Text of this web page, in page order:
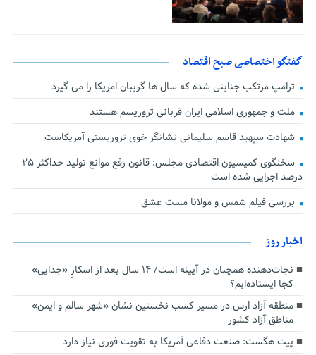
گفتگو اختصاصی صبح اقتصاد
ترامپ مرتکب جنایتی شده که سال ها گریبان امریکا را می گیرد
ملت و جمهوری اسلامی ایران قربانی تروریسم هستند
شهادت سپهبد قاسم سلیمانی نشانگر خوی تروریستی آمریکاست
سخنگوی کمیسیون اقتصادی مجلس: قانون رفع موانع تولید حداکثر ۲۵
درصد اجرایی شده است
بررسی فیلم شمس و مولانا مست عشق
اخبار روز
نجات‌دهنده‌ همچنان در آیینه است/ ۱۴ سال بعد از اسکارِ «جدایی»
کجا ایستاده‌ایم؟
منطقه آزاد ارس در مسیر کسب نخستین نشان «شهر سالم و ایمن»
مناطق آزاد کشور
پیت هگست: صنعت دفاعی آمریکا به تقویت فوری نیاز دارد